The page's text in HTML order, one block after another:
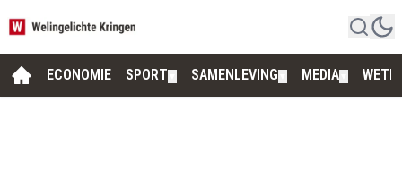
ECONOMIE SPORT SAMENLEVING MEDIA